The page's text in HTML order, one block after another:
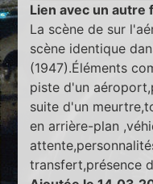
Lien avec un autre
La scène de sur
scène identique
(1947).Éléments
piste d'un
suite d'un
en arrière-plan
transfert,présence